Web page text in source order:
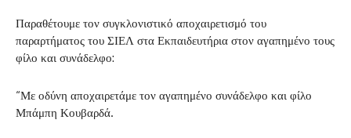
Παραθέτουμε τον συγκλονιστικό αποχαιρετισμό του
παραρτήματος του ΣΙΕΛ στα Εκπαιδευτήρια στον αγαπημένο τους
φίλο και συνάδελφο:
“Με οδύνη αποχαιρετάμε τον αγαπημένο συνάδελφο και φίλο
Μπάμπη Κουβαρδά.